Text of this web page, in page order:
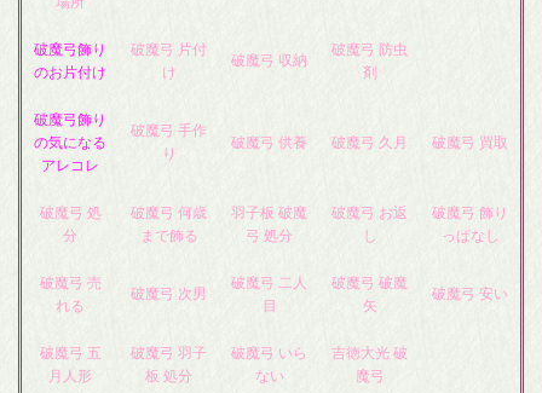
破魔弓飾り
のお片付け
破魔弓 片付
け
破魔弓 収納
破魔弓 防虫
剤
破魔弓飾り
の気になる
アレコレ
破魔弓 手作
り
破魔弓 供養 破魔弓 久月 破魔弓 買取
破魔弓 処
分
破魔弓 何歳
まで飾る
羽子板 破魔
弓 処分
破魔弓 お返
し
破魔弓 飾り
っぱなし
破魔弓 売
れる
破魔弓 次男
破魔弓 二人
目
破魔弓 破魔
矢
破魔弓 安い
破魔弓 五
月人形
破魔弓 羽子
板 処分
破魔弓 いら
ない
吉徳大光 破
魔弓